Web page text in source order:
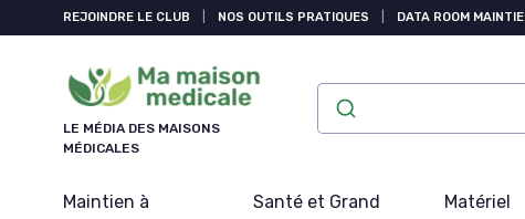
REJOINDRE LE CLUB NOS OUTILS PRATIQUES DATA ROOM
LE MÉDIA DES MAISONS
MÉDICALES
Maintien à
Santé et Grand
Matériel
Panneau de gestion des cookies